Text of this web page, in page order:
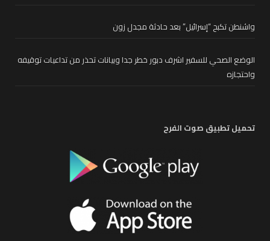
واشنطن تكبح “إسرائيل” بعد حادثة مجدل زون
الوضع الصحي للسفير اشرف دبور خطر جدا وبيانات تحذر من تداعيات توقيفه
واحتجازه
تحميل تطبيق صوت الفرح